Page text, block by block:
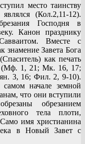
место таинству
(Кол.2,11-12).
Господня в
Канон празднику
Вместе с
знамение Завета Бога
как печать
(Мф. 1, 21; Мк. 16, 17;
3, 16; Фил. 2, 9-10).
начале земной
что они вступили
обрезанием
тела плоти,
имя христианина
в Новый Завет с